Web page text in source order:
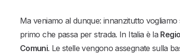
Ma veniamo al dunque: innanzitutto
primo che passa per strada. In Italia è la
Comuni. Le stelle vengono assegnate sulla